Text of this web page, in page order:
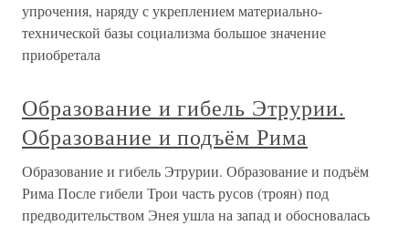
упрочения, наряду с укреплением материально-
технической базы социализма большое значение
приобретала
Образование и гибель Этрурии.
Образование и подъём Рима
Образование и гибель Этрурии. Образование и подъём
Рима После гибели Трои часть русов (троян) под
предводительством Энея ушла на запад и обосновалась